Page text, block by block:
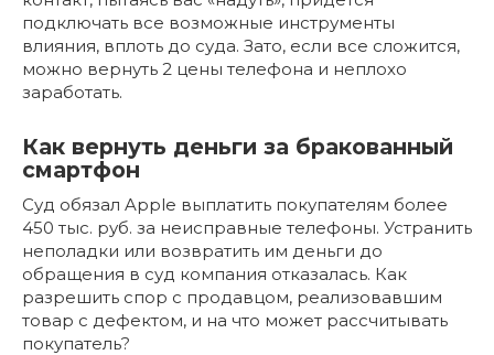
подключать все возможные инструменты
влияния, вплоть до суда. Зато, если все сложится,
можно вернуть 2 цены телефона и неплохо
заработать.
Как вернуть деньги за бракованный
смартфон
Суд обязал Apple выплатить покупателям более
450 тыс. руб. за неисправные телефоны. Устранить
неполадки или возвратить им деньги до
обращения в суд компания отказалась. Как
разрешить спор с продавцом, реализовавшим
товар с дефектом, и на что может рассчитывать
покупатель?